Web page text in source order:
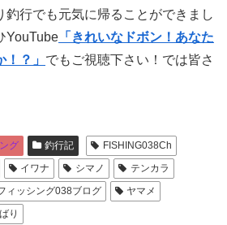
釣行でも元気に帰ることができまし
YouTube 「きれいなドボン！あなた
？」 でもご視聴下さい！では皆さ
グ 釣行記
FISHING038Ch
イワナ シマノ
テンカラ
ィッシング038ブログ
ヤマメ
り